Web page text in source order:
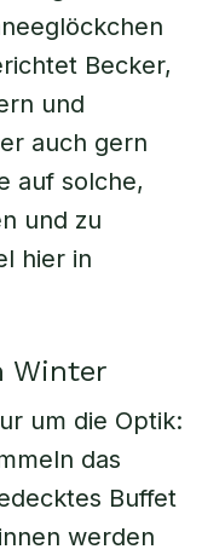
Becker,
und
auch gern
auf solche,
und zu
hier in
Winter
um die Optik:
das
Buffet
werden